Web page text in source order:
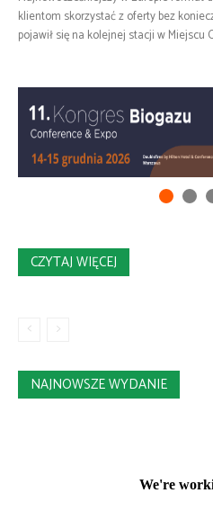
klientom skorzystać z oferty bez
pojawił się na kolejnej stacji w Miejscu
CZYTAJ WIĘCEJ
NAJNOWSZE WYDANIE